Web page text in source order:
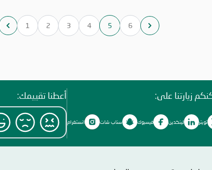
1 2 3 4 5 6
زيارتنا على:
تويتر لينكدين فيسبوك سناب شات انستغرام
أعطنا تقييمك: